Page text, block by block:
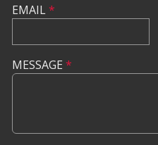
EMAIL*
MESSAGE *